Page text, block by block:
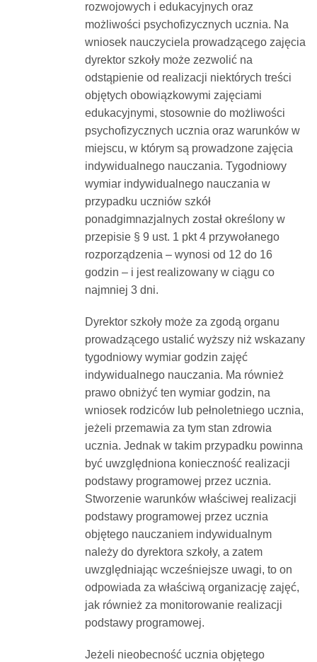
rozwojowych i edukacyjnych oraz
możliwości psychofizycznych ucznia. Na
wniosek nauczyciela prowadzącego zajęcia
dyrektor szkoły może zezwolić na
odstąpienie od realizacji niektórych treści
objętych obowiązkowymi zajęciami
edukacyjnymi, stosownie do możliwości
psychofizycznych ucznia oraz warunków w
miejscu, w którym są prowadzone zajęcia
indywidualnego nauczania. Tygodniowy
wymiar indywidualnego nauczania w
przypadku uczniów szkół
ponadgimnazjalnych został określony w
przepisie § 9 ust. 1 pkt 4 przywołanego
rozporządzenia – wynosi od 12 do 16
godzin – i jest realizowany w ciągu co
najmniej 3 dni.
Dyrektor szkoły może za zgodą organu
prowadzącego ustalić wyższy niż wskazany
tygodniowy wymiar godzin zajęć
indywidualnego nauczania. Ma również
prawo obniżyć ten wymiar godzin, na
wniosek rodziców lub pełnoletniego ucznia,
jeżeli przemawia za tym stan zdrowia
ucznia. Jednak w takim przypadku powinna
być uwzględniona konieczność realizacji
podstawy programowej przez ucznia.
Stworzenie warunków właściwej realizacji
podstawy programowej przez ucznia
objętego nauczaniem indywidualnym
należy do dyrektora szkoły, a zatem
uwzględniając wcześniejsze uwagi, to on
odpowiada za właściwą organizację zajęć,
jak również za monitorowanie realizacji
podstawy programowej.
Jeżeli nieobecność ucznia objętego